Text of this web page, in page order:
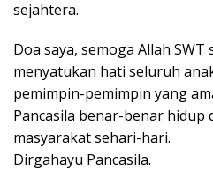
sejahtera.
Doa saya, semoga Allah
menyatukan hati seluruh
pemimpin-pemimpin yang
Pancasila benar-benar hidup
masyarakat sehari-hari.
Dirgahayu Pancasila.